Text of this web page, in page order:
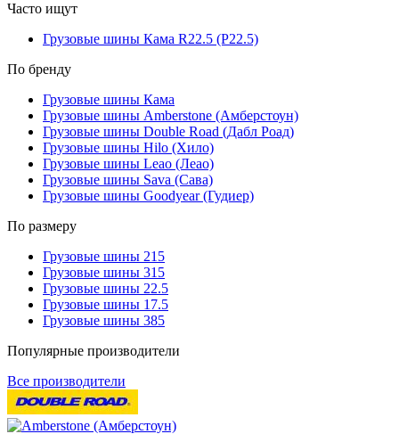
Часто ищут
Грузовые шины Кама R22.5 (Р22.5)
По бренду
Грузовые шины Кама
Грузовые шины Amberstone (Амберстоун)
Грузовые шины Double Road (Дабл Роад)
Грузовые шины Hilo (Хило)
Грузовые шины Leao (Леао)
Грузовые шины Sava (Сава)
Грузовые шины Goodyear (Гудиер)
По размеру
Грузовые шины 215
Грузовые шины 315
Грузовые шины 22.5
Грузовые шины 17.5
Грузовые шины 385
Популярные производители
Все производители